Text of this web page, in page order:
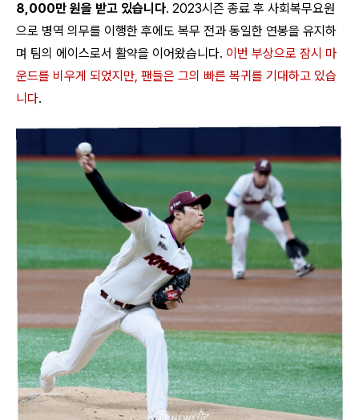
8,000만 원을 받고 있습니다. 2023시즌 종료 후 사회복무요원
으로 병역 의무를 이행한 후에도 복무 전과 동일한 연봉을 유지하
며 팀의 에이스로서 활약을 이어왔습니다. 이번 부상으로 잠시 마
운드를 비우게 되었지만, 팬들은 그의 빠른 복귀를 기대하고 있습
니다.